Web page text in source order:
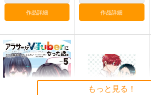
サンプル
カート
作品詳細 作品詳細
もっと見る！